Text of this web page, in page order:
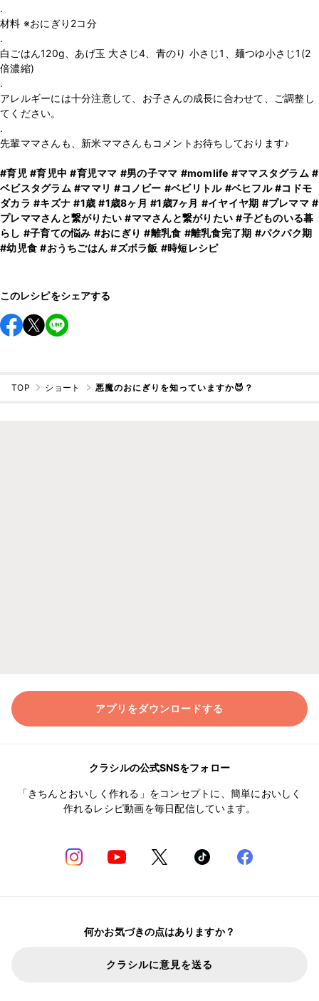
.
材料 ※おにぎり2コ分
.
白ごはん120g、あげ玉 大さじ4、青のり 小さじ1、麺つゆ小さじ1(2
倍濃縮)
.
アレルギーには十分注意して、お子さんの成長に合わせて、ご調整し
てください。
.
先輩ママさんも、新米ママさんもコメントお待ちしております♪
#育児 #育児中 #育児ママ #男の子ママ #momlife #ママスタグラム #
ベビスタグラム #ママリ #コノビー #ベビリトル #ベヒフル #コドモ
ダカラ #キズナ #1歳 #1歳8ヶ月 #1歳7ヶ月 #イヤイヤ期 #プレママ #
プレママさんと繋がりたい #ママさんと繋がりたい #子どものいる暮
らし #子育ての悩み #おにぎり #離乳食 #離乳食完了期 #パクパク期
#幼児食 #おうちごはん #ズボラ飯 #時短レシピ
このレシピをシェアする
TOP ショート 悪魔のおにぎりを知っていますか😈？
アプリをダウンロードする
クラシルの公式SNSをフォロー
「きちんとおいしく作れる」をコンセプトに、簡単においしく
作れるレシピ動画を毎日配信しています。
何かお気づきの点はありますか？
クラシルに意見を送る